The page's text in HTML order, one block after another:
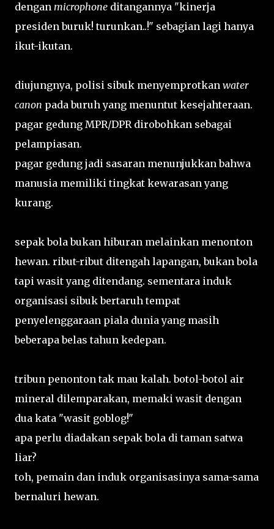
dengan microphone ditangannya "kinerja
presiden buruk! turunkan..!" sebagian lagi hanya
ikut-ikutan.
diujungnya, polisi sibuk menyemprotkan water
canon pada buruh yang menuntut kesejahteraan.
pagar gedung MPR/DPR dirobohkan sebagai
pelampiasan.
pagar gedung jadi sasaran menunjukkan bahwa
manusia memiliki tingkat kewarasan yang
kurang.
sepak bola bukan hiburan melainkan menonton
hewan. ribut-ribut ditengah lapangan, bukan bola
tapi wasit yang ditendang. sementara induk
organisasi sibuk bertaruh tempat
penyelenggaraan piala dunia yang masih
beberapa belas tahun kedepan.
tribun penonton tak mau kalah. botol-botol air
mineral dilemparakan, memaki wasit dengan
dua kata "wasit goblog!"
apa perlu diadakan sepak bola di taman satwa
liar?
toh, pemain dan induk organisasinya sama-sama
bernaluri hewan.